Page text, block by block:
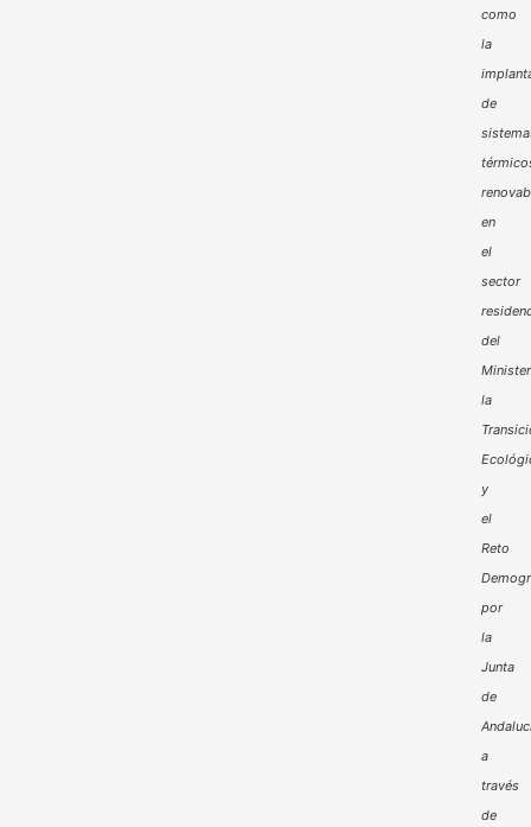
como
la
de
en
el
sector
del
la
y
el
Reto
por
la
Junta
de
a
través
de